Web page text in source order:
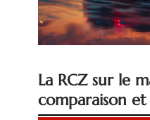
La RCZ sur le
comparaison